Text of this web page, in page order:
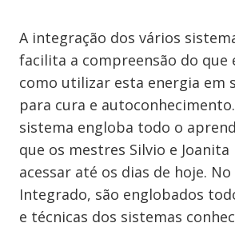
A integração dos vários
facilita a compreensão do que
como utilizar esta energia em
para cura e
sistema engloba todo o
que os mestres Silvio e
acessar até os dias de hoje.
Integrado, são englobados
e técnicas dos sistemas